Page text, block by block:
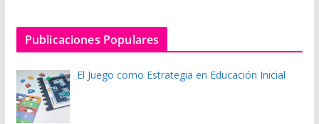
Publicaciones Populares
El Juego como Estrategia en Educación Inicial